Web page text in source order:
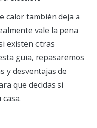
calor también deja a
vale la pena
existen otras
guía, repasaremos
y desventajas de
que decidas si